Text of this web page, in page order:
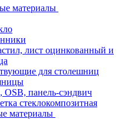
материалы
лист оцинкованный и
для столешниц
OSB, панель-сэндвич
стеклокомпозитная
материалы